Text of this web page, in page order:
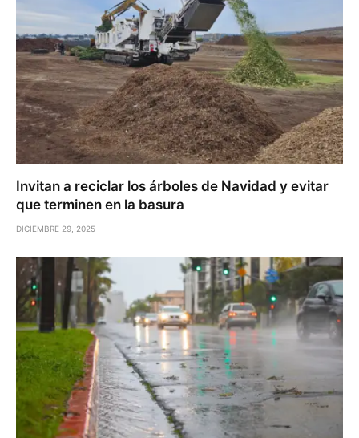
Invitan a reciclar los árboles de Navidad y evitar
que terminen en la basura
DICIEMBRE 29, 2025